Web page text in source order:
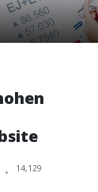
14,129